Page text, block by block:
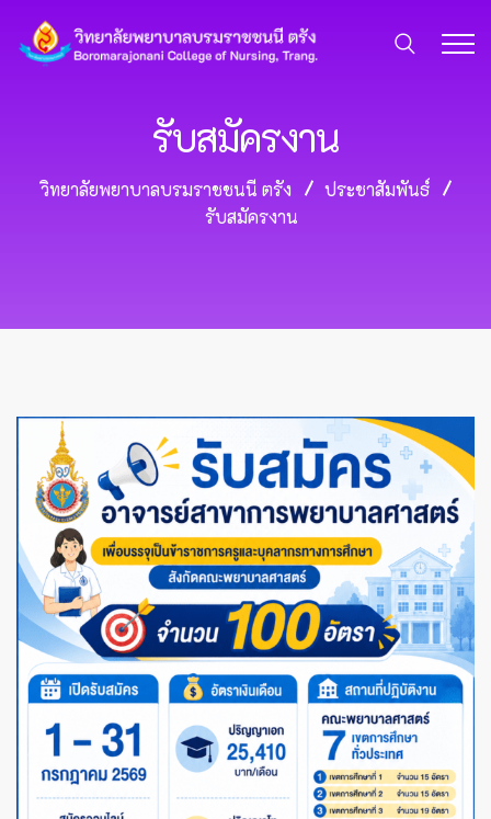
รับสมัครงาน
วิทยาลัยพยาบาลบรมราชชนนี ตรัง
ประชาสัมพันธ์
รับสมัครงาน